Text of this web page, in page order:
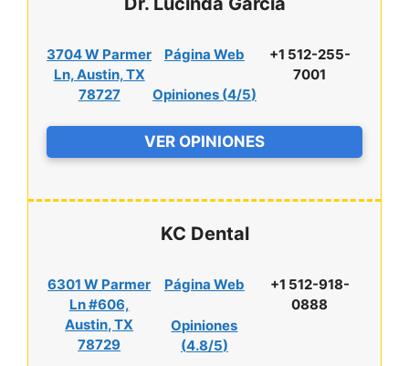
3704 W Parmer
Ln, Austin, TX
78727
Página Web
Opiniones (4/5)
+1 512-255-
7001
VER OPINIONES
KC Dental
6301 W Parmer
Ln #606,
Austin, TX
78729
Página Web
Opiniones
(4.8/5)
+1 512-918-
0888